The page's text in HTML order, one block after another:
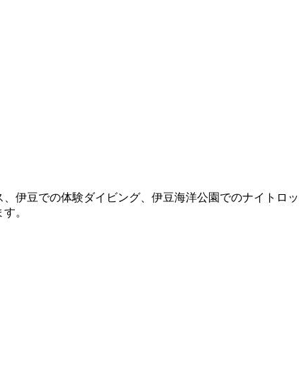
伊豆での体験ダイビング、伊豆海洋公園でのナイトロッ
。